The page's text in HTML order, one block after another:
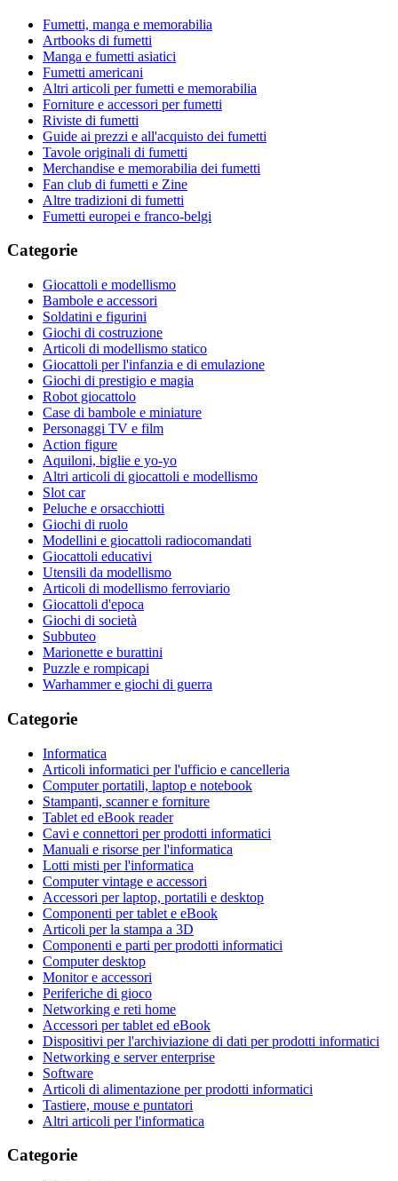
Fumetti, manga e memorabilia
Artbooks di fumetti
Manga e fumetti asiatici
Fumetti americani
Altri articoli per fumetti e memorabilia
Forniture e accessori per fumetti
Riviste di fumetti
Guide ai prezzi e all'acquisto dei fumetti
Tavole originali di fumetti
Merchandise e memorabilia dei fumetti
Fan club di fumetti e Zine
Altre tradizioni di fumetti
Fumetti europei e franco-belgi
Categorie
Giocattoli e modellismo
Bambole e accessori
Soldatini e figurini
Giochi di costruzione
Articoli di modellismo statico
Giocattoli per l'infanzia e di emulazione
Giochi di prestigio e magia
Robot giocattolo
Case di bambole e miniature
Personaggi TV e film
Action figure
Aquiloni, biglie e yo-yo
Altri articoli di giocattoli e modellismo
Slot car
Peluche e orsacchiotti
Giochi di ruolo
Modellini e giocattoli radiocomandati
Giocattoli educativi
Utensili da modellismo
Articoli di modellismo ferroviario
Giocattoli d'epoca
Giochi di società
Subbuteo
Marionette e burattini
Puzzle e rompicapi
Warhammer e giochi di guerra
Categorie
Informatica
Articoli informatici per l'ufficio e cancelleria
Computer portatili, laptop e notebook
Stampanti, scanner e forniture
Tablet ed eBook reader
Cavi e connettori per prodotti informatici
Manuali e risorse per l'informatica
Lotti misti per l'informatica
Computer vintage e accessori
Accessori per laptop, portatili e desktop
Componenti per tablet e eBook
Articoli per la stampa a 3D
Componenti e parti per prodotti informatici
Computer desktop
Monitor e accessori
Periferiche di gioco
Networking e reti home
Accessori per tablet ed eBook
Dispositivi per l'archiviazione di dati per prodotti informatici
Networking e server enterprise
Software
Articoli di alimentazione per prodotti informatici
Tastiere, mouse e puntatori
Altri articoli per l'informatica
Categorie